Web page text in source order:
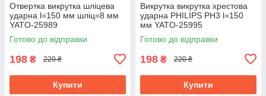
Отвертка викрутка шліцева
ударна l=150 мм шліц=8 мм
YATO-25989
Готово до відправки
198 ₴ 220 ₴
Купити
Викрутка викрутка хрестова
ударна PHILIPS PH3 l=150
мм YATO-25995
Готово до відправки
198 ₴ 220 ₴
Купити